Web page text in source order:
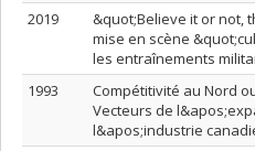
2019
&quot;Believe it or not,
mise en scène
les entraînements
1993
Compétitivité au Nord
Vecteurs de
l&apos;industrie